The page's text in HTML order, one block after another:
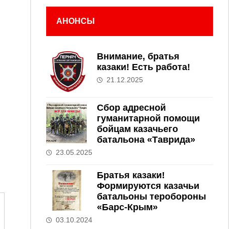
АНОНСЫ
Внимание, братья
казаки! Есть работа!
21.12.2025
Сбор адресной
гуманитарной помощи
бойцам казачьего
батальона «Таврида»
23.05.2025
Братья казаки!
Формируются казачьи
батальоны теробороны
«Барс-Крым»
03.10.2024